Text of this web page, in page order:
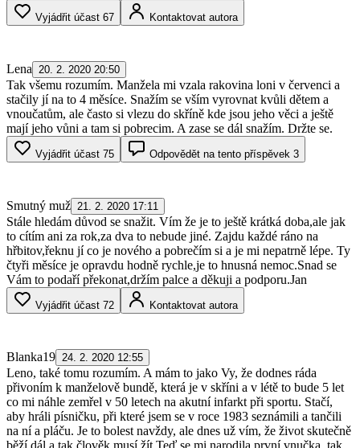
Vyjádřit účast 67 Kontaktovat autora
Lena 20. 2. 2020 20:50
Tak všemu rozumím. Manžela mi vzala rakovina loni v červenci a
stačily jí na to 4 měsíce. Snažím se vším vyrovnat kvůli dětem a
vnoučatům, ale často si vlezu do skříně kde jsou jeho věci a ještě
mají jeho vůni a tam si pobrecim. A zase se dál snažím. Držte se.
Vyjádřit účast 75 Odpovědět na tento příspěvek 3
Smutný muž 21. 2. 2020 17:11
Stále hledám důvod se snažit. Vím že je to ještě krátká doba,ale jak
to cítím ani za rok,za dva to nebude jiné. Zajdu každé ráno na
hřbitov,řeknu jí co je nového a pobrečím si a je mi nepatrně lépe. Ty
čtyři měsíce je opravdu hodně rychle,je to hnusná nemoc.Snad se
Vám to podaří překonat,držím palce a děkuji a podporu.Jan
Vyjádřit účast 72 Kontaktovat autora
Blanka19 24. 2. 2020 12:55
Leno, také tomu rozumím. A mám to jako Vy, že dodnes ráda
přivoním k manželově bundě, která je v skříni a v létě to bude 5 let
co mi náhle zemřel v 50 letech na akutní infarkt při sportu. Stačí,
aby hráli písničku, při které jsem se v roce 1983 seznámili a tančili
na ní a pláču. Je to bolest navždy, ale dnes už vím, že život skutečně